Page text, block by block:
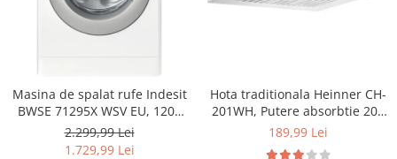
Masina de spalat rufe Indesit
BWSE 71295X WSV EU, 1200
RPM, 7 kg, Clasa B
2.299,99 Lei
1.729,99 Lei
Hota traditionala Heinner CH-
201WH, Putere absorbtie 209
mc/h, 1 motor, 60 cm, Alb
189,99 Lei